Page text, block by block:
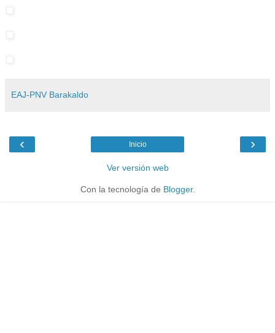
EAJ-PNV Barakaldo
‹ ›
Inicio
Ver versión web
Con la tecnología de Blogger.